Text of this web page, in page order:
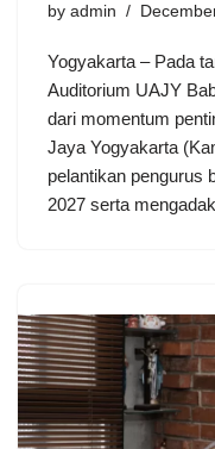
by admin
Yogyakarta – Pada
Auditorium UAJY
dari momentum
Jaya Yogyakarta
pelantikan pengurus
2027 serta